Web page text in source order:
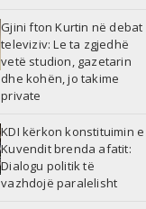
Gjini fton Kurtin në debat
televiziv: Le ta zgjedhë
vetë studion, gazetarin
dhe kohën, jo takime
private
KDI kërkon konstituimin e
Kuvendit brenda afatit:
Dialogu politik të
vazhdojë paralelisht